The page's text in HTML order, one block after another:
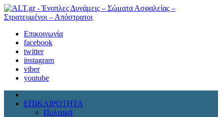
Επικοινωνία
facebook
twitter
instagram
viber
youtube
ΕΠΙΚΑΙΡΟΤΗΤΑ
Πολιτική